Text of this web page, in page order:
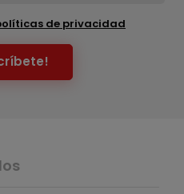
de privacidad